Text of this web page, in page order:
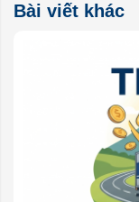
Bài viết khác